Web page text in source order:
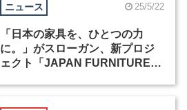
ニュース 25/5/22
「日本の家具を、ひとつの力
に。」がスローガン、新プロジ
ェクト「JAPAN FURNITURE」